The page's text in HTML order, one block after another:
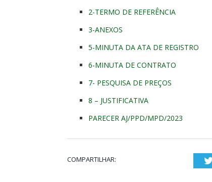
2-TERMO DE REFERÊNCIA
3-ANEXOS
5-MINUTA DA ATA DE REGISTRO
6-MINUTA DE CONTRATO
7- PESQUISA DE PREÇOS
8 – JUSTIFICATIVA
PARECER AJ/PPD/MPD/2023
COMPARTILHAR: